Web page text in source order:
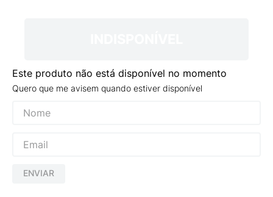
Este produto não está disponível no momento
Quero que me avisem quando estiver disponível
ENVIAR